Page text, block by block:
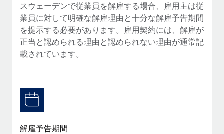
Compliance Watchtower
コンプライアンスリスクを先回りして対応
デバイス管理
ITデバイスを世界規模で提供・管理
法令順守した法人をスピーディに設立
移住・転勤
従業員の異動をスムーズに
ブログ
グローバル給与処理
EORおよびPEO
税務
ブログを読む
スウェーデンで従業員を解雇する場合、雇用主は従
業員に対して明確な解雇理由と十分な解雇予告期間
を提示する必要があります。雇用契約には、解雇が
正当と認められる理由と認められない理由が通常記
載されています。
解雇予告期間